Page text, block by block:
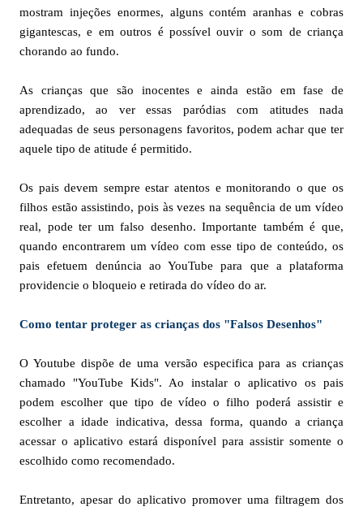
mostram injeções enormes, alguns contém aranhas e cobras
gigantescas, e em outros é possível ouvir o som de criança
chorando ao fundo.
As crianças que são inocentes e ainda estão em fase de
aprendizado, ao ver essas paródias com atitudes nada
adequadas de seus personagens favoritos, podem achar que ter
aquele tipo de atitude é permitido.
Os pais devem sempre estar atentos e monitorando o que os
filhos estão assistindo, pois às vezes na sequência de um vídeo
real, pode ter um falso desenho. Importante também é que,
quando encontrarem um vídeo com esse tipo de conteúdo, os
pais efetuem denúncia ao YouTube para que a plataforma
providencie o bloqueio e retirada do vídeo do ar.
Como tentar proteger as crianças dos "Falsos Desenhos"
O Youtube dispõe de uma versão especifica para as crianças
chamado "YouTube Kids". Ao instalar o aplicativo os pais
podem escolher que tipo de vídeo o filho poderá assistir e
escolher a idade indicativa, dessa forma, quando a criança
acessar o aplicativo estará disponível para assistir somente o
escolhido como recomendado.
Entretanto, apesar do aplicativo promover uma filtragem dos